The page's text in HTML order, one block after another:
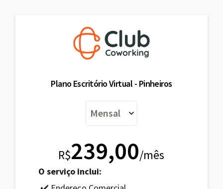
Plano Escritório Virtual - Pinheiros
R$239,00/mês
O serviço inclui: